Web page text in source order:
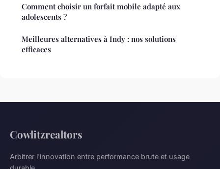
Comment choisir un forfait mobile adapté aux
adolescents ?
Meilleures alternatives à Indy : nos solutions
efficaces
Cowlitzrealtors
Arbitrer l'innovation entre performance brute et usage